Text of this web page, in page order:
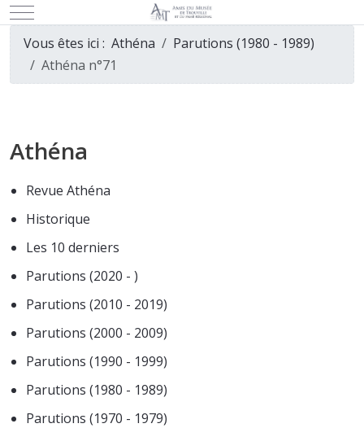
Mobile Menu Toggle
Vous êtes ici : Athéna
Parutions (1980 - 1989)
Athéna n°71
Athéna
Revue Athéna
Historique
Les 10 derniers
Parutions (2020 - )
Parutions (2010 - 2019)
Parutions (2000 - 2009)
Parutions (1990 - 1999)
Parutions (1980 - 1989)
Parutions (1970 - 1979)